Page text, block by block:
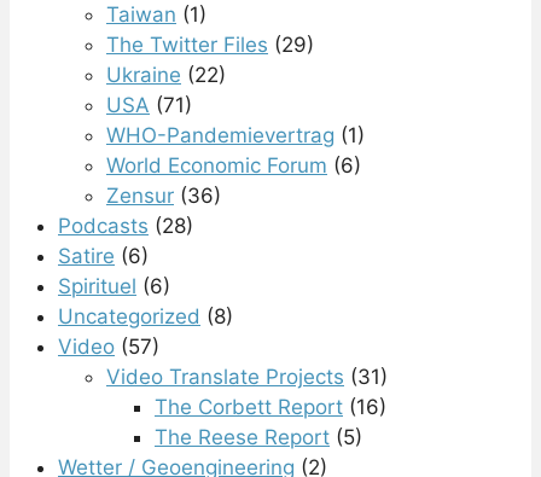
Taiwan (1)
The Twitter Files (29)
Ukraine (22)
USA (71)
WHO-Pandemievertrag (1)
World Economic Forum (6)
Zensur (36)
Podcasts (28)
Satire (6)
Spirituel (6)
Uncategorized (8)
Video (57)
Video Translate Projects (31)
The Corbett Report (16)
The Reese Report (5)
Wetter / Geoengineering (2)